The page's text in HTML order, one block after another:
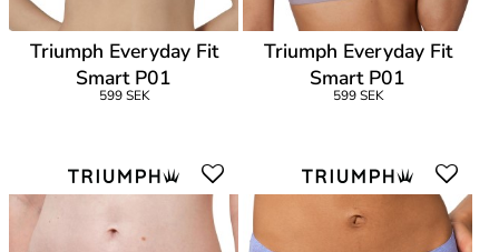
Triumph Everyday Fit
Smart P01
599 SEK
Triumph Everyday Fit
Smart P01
599 SEK